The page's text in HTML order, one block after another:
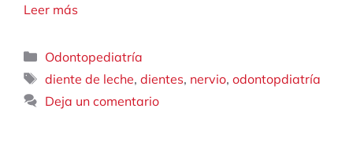
Leer más
Categorías
Odontopediatría
Etiquetas
diente de leche,dientes, nervio,odontopdiatría
Deja un comentario